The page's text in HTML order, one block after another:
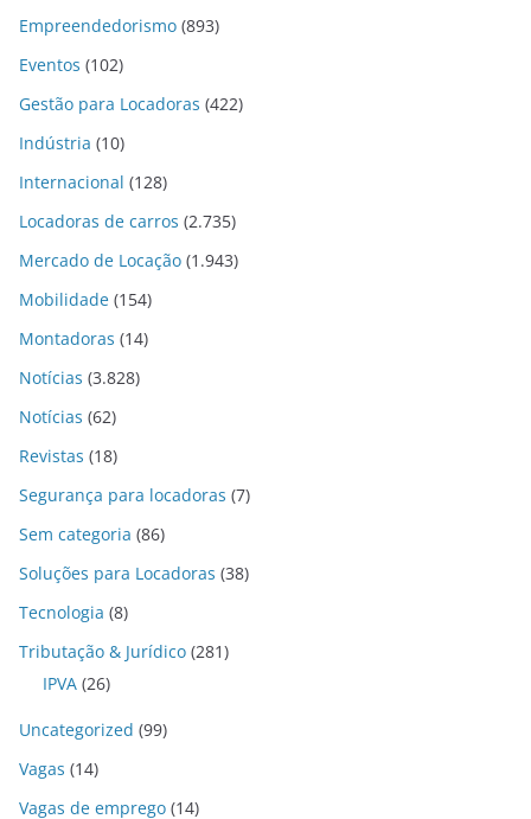
Empreendedorismo (893)
Eventos (102)
Gestão para Locadoras (422)
Indústria (10)
Internacional (128)
Locadoras de carros (2.735)
Mercado de Locação (1.943)
Mobilidade (154)
Montadoras (14)
Notícias (3.828)
Notícias (62)
Revistas (18)
Segurança para locadoras (7)
Sem categoria (86)
Soluções para Locadoras (38)
Tecnologia (8)
Tributação & Jurídico (281)
IPVA (26)
Uncategorized (99)
Vagas (14)
Vagas de emprego (14)